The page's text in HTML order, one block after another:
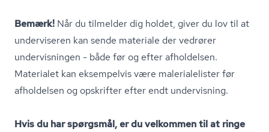
Bemærk! Når du tilmelder dig holdet, giver du lov til at
underviseren kan sende materiale der vedrører
undervisningen - både før og efter afholdelsen.
Materialet kan eksempelvis være ma­le­ri­a­le­li­ster før
afholdelsen og opskrifter efter endt undervisning.
Hvis du har spørgsmål, er du velkommen til at ringe